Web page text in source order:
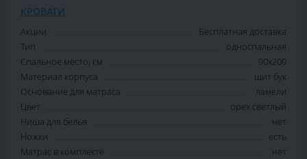
КРОВАТИ
Акции
Бесплатная доставка
Тип
односпальная
Спальное место, см
90х200
Материал корпуса
щит бук
Основание для матраса
ламели
Цвет
орех светлый
Ниша для белья
нет
Ножки
есть
Матрас в комплекте
нет